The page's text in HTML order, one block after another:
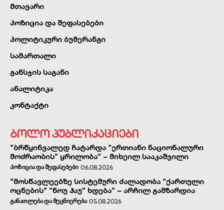
მთავარი
პოზიცია და შეფასებები
პოლიტიკური ბუმერანგი
სამართალი
განსჯის საგანი
ანალიტიკა
კონტაქტი
ბოლო პუბლიკაციები
“ბრწყინვალედ ჩატარდა “ერთიანი ნაციონალური
მოძრაობის” ყრილობა” – მიხეილ სააკაშვილი
ᲞᲝᲖᲘᲪᲘᲐ ᲓᲐ ᲨᲔᲤᲐᲡᲔᲑᲔᲑᲘ 06.08.2026
“მოსწავლეებზე სისტემური ძალადობა “ქართული
ოცნების” “ნოუ ჰაუ” ხდება” – არჩილ გამზარდია
ᲒᲐᲜᲐᲗᲚᲔᲑᲐ ᲓᲐ ᲛᲔᲪᲜᲘᲔᲠᲔᲑᲐ 05.08.2026